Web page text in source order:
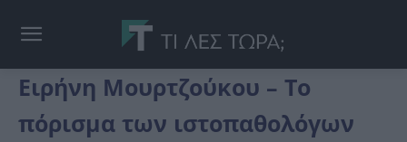
Ειρήνη Μουρτζούκου – Το
πόρισμα των ιστοπαθολόγων